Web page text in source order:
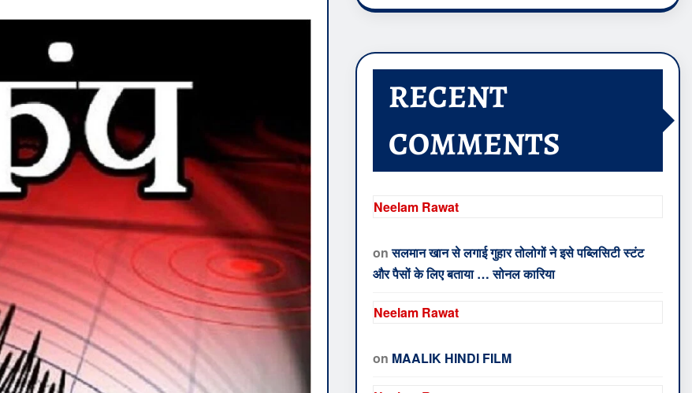
RECENT
COMMENTS
Neelam Rawat
onसलमान खान से लगाई गुहार तोलोगों ने इसे पब्लिसिटी स्टंट
और पैसों के लिए बताया … सोनल कारिया
Neelam Rawat
on MAALIK HINDI FILM